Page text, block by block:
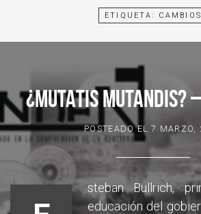
ETIQUETA: CAMBIOS
¿MUTATIS MUTANDIS?
POSTEADO EL7 MARZO,
steban Bullrich,
educación del